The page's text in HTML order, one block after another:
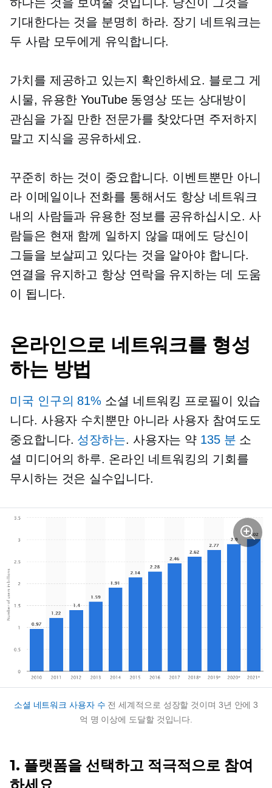
기대한다는 것을 분명히 하라. 장기
네트워크는
두 사람 모두에게 유익합니다.
가치를 제공하고 있는지 확인하세요. 블로그 게
시물, 유용한 YouTube 동영상 또는 상대방이
관심을 가질 만한 전문가를 찾았다면 주저하지
말고 지식을 공유하세요.
꾸준히 하는 것이 중요합니다. 이벤트뿐만 아니
라 이메일이나 전화를 통해서도 항상 네트워크
내의 사람들과 유용한 정보를 공유하십시오. 사
람들은 현재 함께 일하지 않을 때에도 당신이
그들을 보살피고 있다는 것을 알아야 합니다.
연결을 유지하고 항상 연락을 유지하는 데 도움
이 됩니다.
온라인으로 네트워크를 형성
하는 방법
미국 인구의 81% 소셜 네트워킹 프로필이 있습
니다. 사용자 수치뿐만 아니라 사용자 참여도도
중요합니다. 성장하는. 사용자는 약 135 분 소
셜 미디어의 하루. 온라인 네트워킹의 기회를
무시하는 것은 실수입니다.
소셜 네트워크 사용자 수 전 세계적으로 성장할 것이며 3년 안에 3
억 명 이상에 도달할 것입니다.
1. 플랫폼을 선택하고 적극적으로 참여